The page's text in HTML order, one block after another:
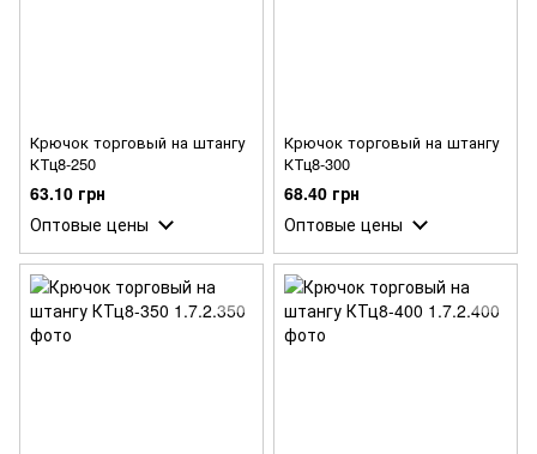
Крючок торговый на штангу
КТц8-250
63.10 грн
Оптовые цены
Крючок торговый на штангу
КТц8-300
68.40 грн
Оптовые цены